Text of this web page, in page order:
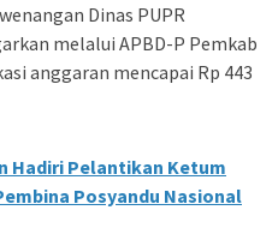
Dinas PUPR
melalui APBD-P Pemkab
anggaran mencapai Rp 443
Hadiri Pelantikan Ketum
Posyandu Nasional